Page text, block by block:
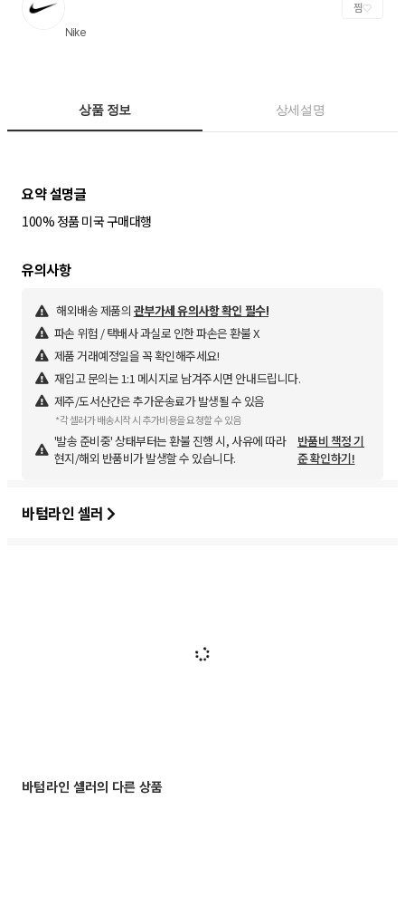
Nike
찜
상품 정보 상세설명
100% 정품 미국 구매대행
유의사항
해외배송 제품의 관부가세 유의사항 확인 필수!
파손 위험 / 택배사 과실로 인한 파손은 환불 X
제품 거래예정일을 꼭 확인해주세요!
재입고 문의는 1:1 메시지로 남겨주시면 안내드립니다.
제주/도서산간은 추가운송료가 발생될 수 있음
*각 셀러가 배송시작 시 추가비용을 요청할 수 있음
'발송 준비중' 상태부터는 환불 진행 시, 사유에 따라
현지/해외 반품비가 발생할 수 있습니다.
반품비 책정 기
준 확인하기!
바텀라인 셀러
바텀라인 셀러의 다른 상품